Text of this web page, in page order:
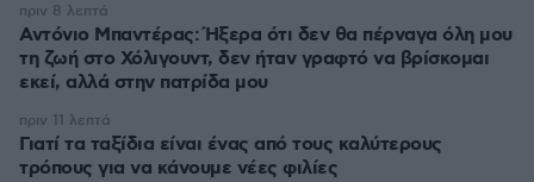
Αντόνιο Μπαντέρας: Ήξερα ότι δεν θα πέρναγα όλη μου
τη ζωή στο Χόλιγουντ, δεν ήταν γραφτό να βρίσκομαι
εκεί, αλλά στην πατρίδα μου
πριν 8 λεπτά
Γιατί τα ταξίδια είναι ένας από τους καλύτερους
τρόπους για να κάνουμε νέες φιλίες
πριν 11 λεπτά